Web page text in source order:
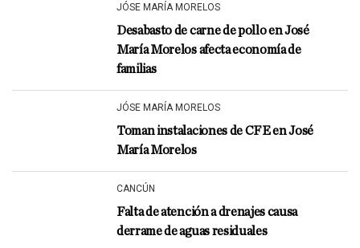
JÓSE MARÍA MORELOS
Desabasto de carne de pollo en José
María Morelos afecta economía de
familias
JÓSE MARÍA MORELOS
Toman instalaciones de CFE en José
María Morelos
CANCÚN
Falta de atención a drenajes causa
derrame de aguas residuales